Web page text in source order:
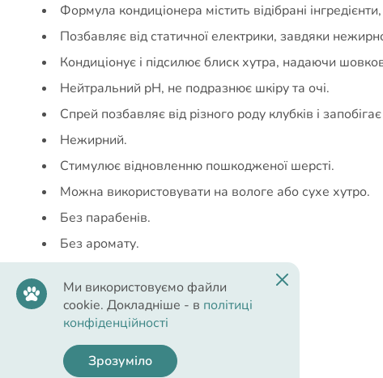
Формула кондиціонера містить відібрані
Позбавляє від статичної електрики, завдяки
Кондиціонує і підсилює блиск хутра, надаючи
Нейтральний pH, не подразнює шкіру та очі.
Спрей позбавляє від різного роду клубків і
Нежирний.
Стимулює відновленню пошкодженої шерсті.
Можна використовувати на вологе або сухе хутро.
Без парабенів.
Без аромату.
Піддається біологічному розкладанню.
Про бренд
Ми використовуємо файли
cookie. Докладніше - в політиці
конфіденційності
Зрозуміло